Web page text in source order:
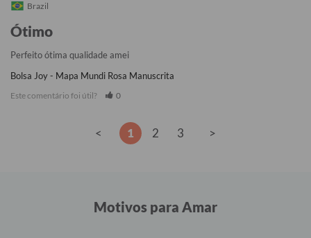
Brazil
Ótimo
Perfeito ótima qualidade amei
Bolsa Joy - Mapa Mundi Rosa Manuscrita
Este comentário foi útil? 0
< 1 2 3 >
Motivos para Amar